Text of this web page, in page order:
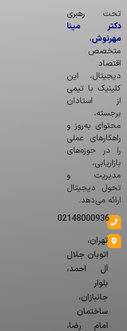
تحت رهبری
دکتر مینا
مهرنوش،
متخصص
اقتصاد
دیجیتال، این
کلینیک با تیمی
از استادان
برجسته،
محتوای به‌روز و
راهکارهای عملی
را در حوزه‌های
بازاریابی،
مدیریت و
تحول دیجیتال
ارائه می‌دهد.
02148000936
تهران،
اتوبان جلال
آل احمد،
بلوار
جانبازان،
ساختمان
امام رضا،